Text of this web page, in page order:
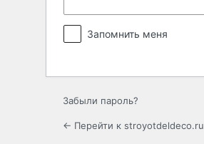
Запомнить меня
Забыли пароль?
← Перейти к stroyotdeldeco.ru